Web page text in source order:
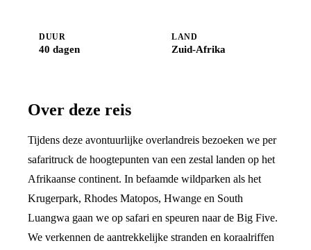
DUUR
40 dagen
LAND
Zuid-Afrika
Over deze reis
Tijdens deze avontuurlijke overlandreis bezoeken we per
safaritruck de hoogtepunten van een zestal landen op het
Afrikaanse continent. In befaamde wildparken als het
Krugerpark, Rhodes Matopos, Hwange en South
Luangwa gaan we op safari en speuren naar de Big Five.
We verkennen de aantrekkelijke stranden en koraalriffen